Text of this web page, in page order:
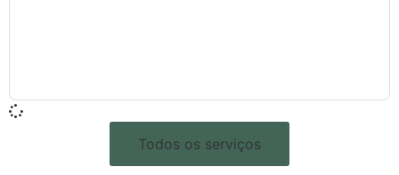
Todos os serviços